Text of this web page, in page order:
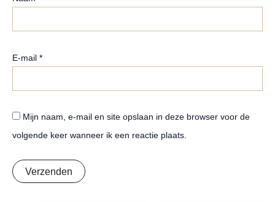
E-mail *
Mijn naam, e-mail en site opslaan in deze browser voor de
volgende keer wanneer ik een reactie plaats.